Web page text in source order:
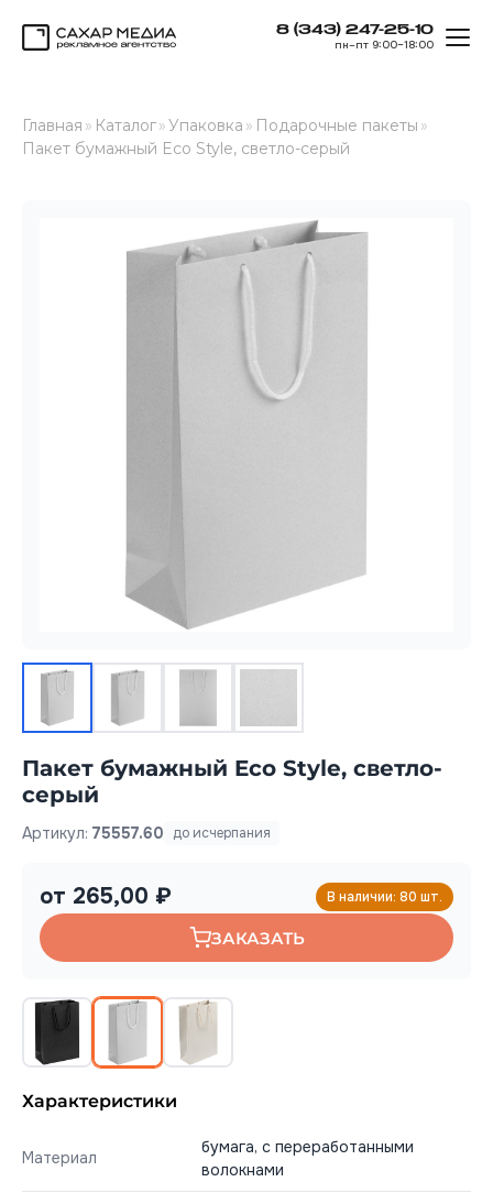
8 (343) 247-25-10
пн–пт 9:00–18:00
Главная » Каталог»Упаковка » Подарочные пакеты »
Пакет бумажный Eco Style, светло-серый
Пакет бумажный Eco Style, светло-
серый
Артикул: 75557.60 до исчерпания
от 265,00 ₽ В наличии: 80 шт.
ЗАКАЗАТЬ
Характеристики
Материал
бумага, с переработанными
волокнами